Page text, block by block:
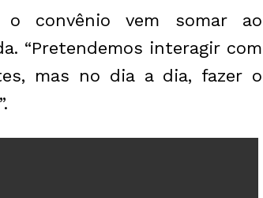
convênio vem somar ao
“Pretendemos interagir com
mas no dia a dia, fazer o